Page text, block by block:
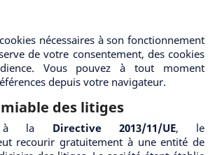
nécessaires à son fonctionnement
de votre consentement, des cookies
Vous pouvez à tout moment
depuis votre navigateur.
des litiges
à la Directive 2013/11/UE, le
recourir gratuitement à une entité de